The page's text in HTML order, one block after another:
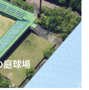
庭球場